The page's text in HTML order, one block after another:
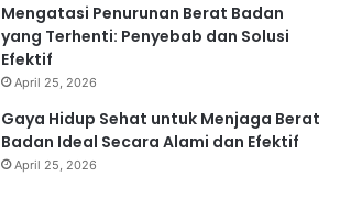
Mengatasi Penurunan Berat Badan
yang Terhenti: Penyebab dan Solusi
Efektif
April 25, 2026
Gaya Hidup Sehat untuk Menjaga Berat
Badan Ideal Secara Alami dan Efektif
April 25, 2026